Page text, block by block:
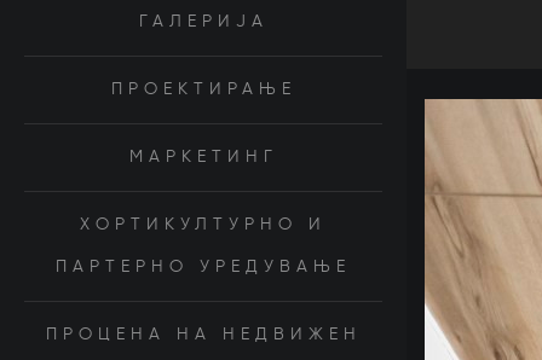
ГАЛЕРИЈА
ПРОЕКТИРАЊЕ
МАРКЕТИНГ
ХОРТИКУЛТУРНО И
ПАРТЕРНО УРЕДУВАЊЕ
ПРОЦЕНА НА НЕДВИЖЕН